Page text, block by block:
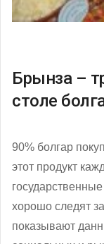
Брынза –
столе
90% болгар
этот продукт
хорошо следят
показывают